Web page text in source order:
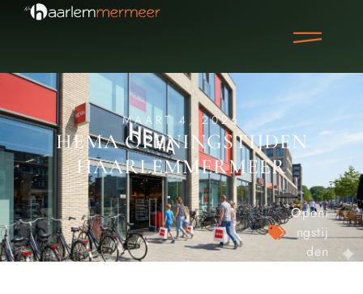
MAART 4, 2026
HEMA OPENINGSTIJDEN
HAARLEMMERMEER
Openi
ngstij
den